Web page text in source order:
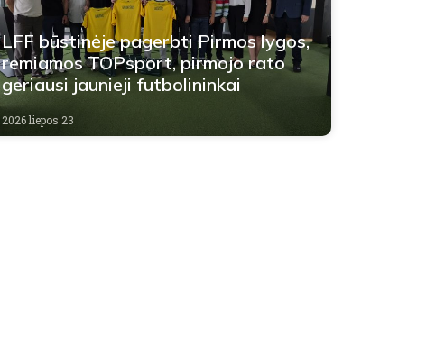
LFF būstinėje pagerbti Pirmos lygos,
remiamos TOPsport, pirmojo rato
geriausi jaunieji futbolininkai
2026 liepos 23